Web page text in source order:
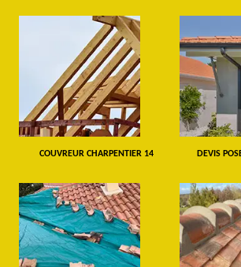
COUVREUR CHARPENTIER 14 DEVIS